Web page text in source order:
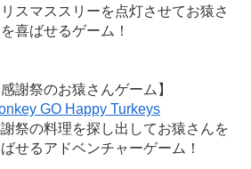
スマススリーを点灯させてお猿さ
喜ばせるゲーム！
感謝祭のお猿さんゲーム】
GO Happy Turkeys
祭の料理を探し出してお猿さんを
せるアドベンチャーゲーム！